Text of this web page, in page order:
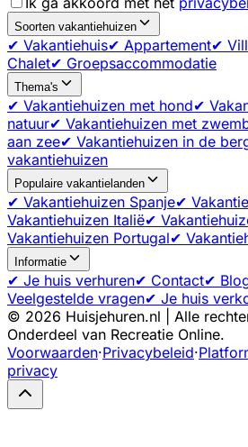
Soorten vakantiehuizen
✔ Vakantiehuis✔ Appartement✔
Chalet✔ Groepsaccommodatie
Thema's
✔ Vakantiehuizen met hond✔
natuur✔ Vakantiehuizen met
aan zee✔ Vakantiehuizen in de
vakantiehuizen
Populaire vakantielanden
✔ Vakantiehuizen Spanje✔
Vakantiehuizen Italië✔
Vakantiehuizen Portugal✔
Informatie
✔ Je huis verhuren✔ Contact✔
Veelgestelde vragen✔ Je huis
© 2026 Huisjehuren.nl | Alle
Onderdeel van Recreatie Online.
Voorwaarden·Privacybeleid·
privacy